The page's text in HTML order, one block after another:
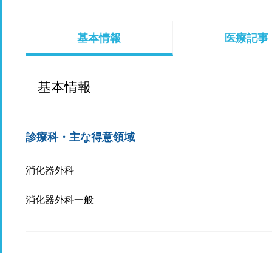
基本情報 医療記事
基本情報
診療科・主な得意領域
消化器外科
消化器外科一般